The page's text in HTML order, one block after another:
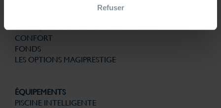
Refuser
CONFORT
FONDS
LES OPTIONS MAGIPRESTIGE
ÉQUIPEMENTS
PISCINE INTELLIGENTE